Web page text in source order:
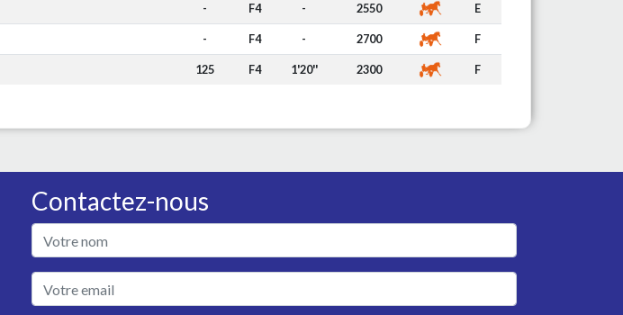
- F4 - 2550 E
- F4 - 2700 F
125 F4 1'20'' 2300 F
Contactez-nous